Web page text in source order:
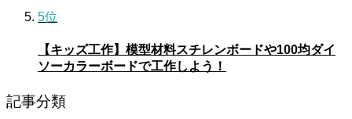
5位
【キッズ工作】模型材料スチレンボードや100均ダイ
ソーカラーボードで工作しよう！
記事分類